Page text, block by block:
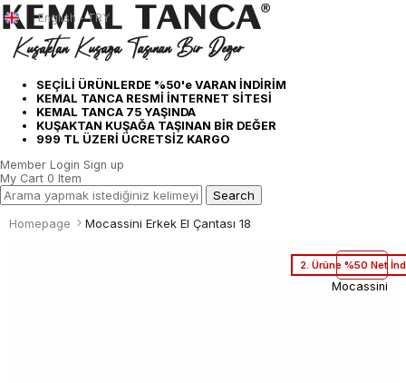
SEÇİLİ ÜRÜNLERDE %50'e VARAN İNDİRİM
KEMAL TANCA RESMİ İNTERNET SİTESİ
KEMAL TANCA 75 YAŞINDA
KUŞAKTAN KUŞAĞA TAŞINAN BİR DEĞER
999 TL ÜZERİ ÜCRETSİZ KARGO
English - TRY
Member Login Sign up
My Cart 0 Item
Homepage Mocassini Erkek El Çantası 18
2. Ürüne %50 Net
Mocassini